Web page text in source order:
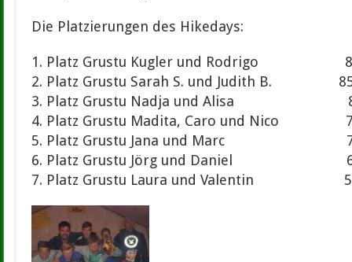
Die Platzierungen des Hikedays:
1. Platz Grustu Kugler und Rodrigo
2. Platz Grustu Sarah S. und Judith B. 85
3. Platz Grustu Nadja und Alisa 84
4. Platz Grustu Madita, Caro und Nico
5. Platz Grustu Jana und Marc
6. Platz Grustu Jörg und Daniel 67
7. Platz Grustu Laura und Valentin 55